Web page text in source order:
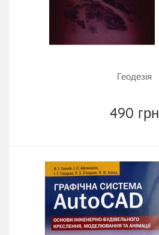
Геодезія
490 грн